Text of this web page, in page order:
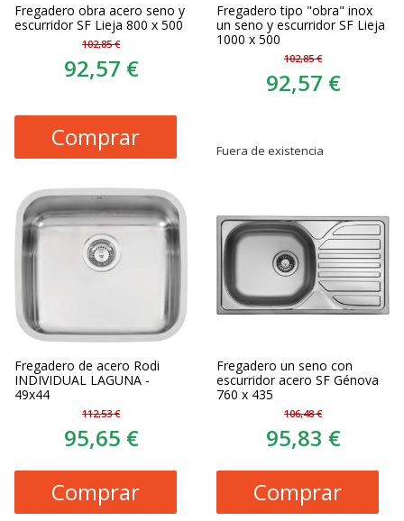
Fregadero obra acero seno y
escurridor SF Lieja 800 x 500
102,85 €
92,57 €
Comprar
Fregadero tipo "obra" inox
un seno y escurridor SF Lieja
1000 x 500
102,85 €
92,57 €
Fuera de existencia
Fregadero de acero Rodi
INDIVIDUAL LAGUNA -
49x44
112,53 €
95,65 €
Comprar
Fregadero un seno con
escurridor acero SF Génova
760 x 435
106,48 €
95,83 €
Comprar